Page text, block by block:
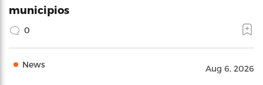
municipios
0
News Aug 6, 2026